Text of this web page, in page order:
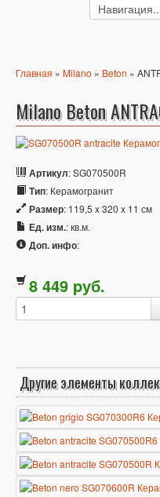
Главная » Milano » Beton »
Milano Beton
Артикул: SG070500R
Тип: Керамогранит
Размер: 119,5 x 320 x 11 см
Ед. изм.: кв.м.
Доп. инфо:
8 449 pуб.
Другие элементы